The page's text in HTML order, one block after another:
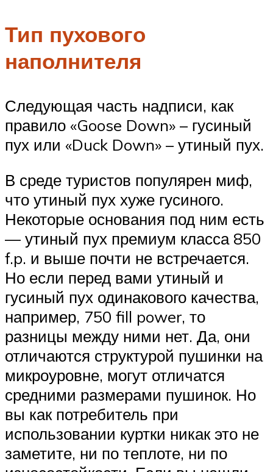
Тип пухового
наполнителя
Следующая часть надписи, как
правило «Goose Down» – гусиный
пух или «Duck Down» – утиный пух.
В среде туристов популярен миф,
что утиный пух хуже гусиного.
Некоторые основания под ним есть
— утиный пух премиум класса 850
f.p. и выше почти не встречается.
Но если перед вами утиный и
гусиный пух одинакового качества,
например, 750 fill power, то
разницы между ними нет. Да, они
отличаются структурой пушинки на
микроуровне, могут отличатся
средними размерами пушинок. Но
вы как потребитель при
использовании куртки никак это не
заметите, ни по теплоте, ни по